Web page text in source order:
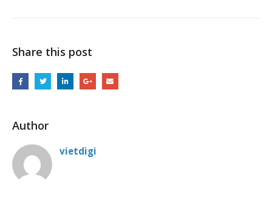
Share this post
Author
vietdigi